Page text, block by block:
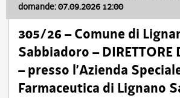
domande: 07.09.2026 12:00
305/26 – Comune di
Sabbiadoro – DIRETTORE
– presso l’Azienda
Farmaceutica di Lignano